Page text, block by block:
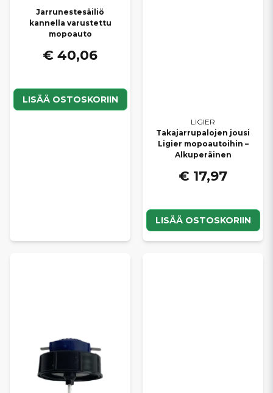
Jarrunestesäiliö
kannella varustettu
mopoauto
€ 40,06
LISÄÄ OSTOSKORIIN
LIGIER
Takajarrupalojen jousi
Ligier mopoautoihin –
Alkuperäinen
€ 17,97
LISÄÄ OSTOSKORIIN